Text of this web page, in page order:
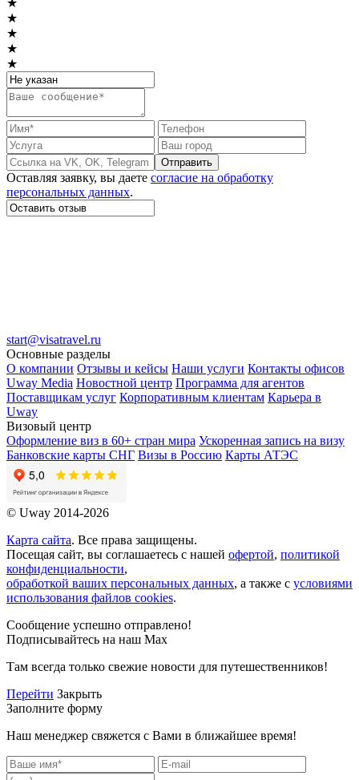
★
★
★
★
Отправить
Оставляя заявку, вы даете согласие на обработку
персональных данных.
start@visatravel.ru
Основные разделы
О компании Отзывы и кейсы Наши услуги Контакты офисов
Uway Media Новостной центр Программа для агентов
Поставщикам услуг Корпоративным клиентам Карьера в
Uway
Визовый центр
Оформление виз в 60+ стран мира Ускоренная запись на визу
Банковские карты СНГ Визы в Россию Карты АТЭС
© Uway 2014-2026
Карта сайта. Все права защищены.
Посещая сайт, вы соглашаетесь с нашей офертой, политикой
конфиденциальности,
обработкой ваших персональных данных, а также с условиями
использования файлов cookies.
Сообщение успешно отправлено!
Подписывайтесь на наш Max
Там всегда только свежие новости для путешественников!
Перейти Закрыть
Заполните форму
Наш менеджер свяжется с Вами в ближайшее время!